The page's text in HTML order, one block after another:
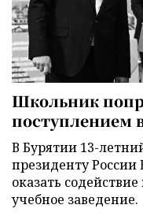
Школьник
поступлением
В Бурятии 13-
президенту
оказать
учебное заведение.